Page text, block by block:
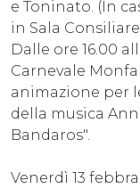
e Toninato. (In
in Sala
Dalle ore 16.00
Carnevale
animazione per
della musica
Bandaros".
Venerdì 13